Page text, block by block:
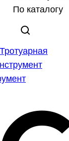
По каталогу
Тротуарная